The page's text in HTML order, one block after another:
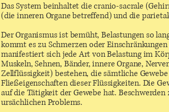
Das System beinhaltet die cranio-sacrale
(die inneren Organe betreffend) und die
Der Organismus ist bemüht, Belastungen so
kommt es zu Schmerzen oder
manifestiert sich jede Art von Belastung im
Muskeln, Sehnen, Bänder, innere Organe,
Zellflüssigkeit) bestehen, die sämtliche
Fließeigenschaften dieser Flüssigkeiten. Die
auf die Tätigkeit der Gewebe hat.
ursächlichen Problems.